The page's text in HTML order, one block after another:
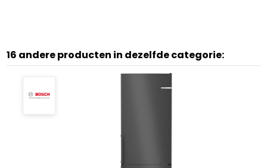
16 andere producten in dezelfde categorie: